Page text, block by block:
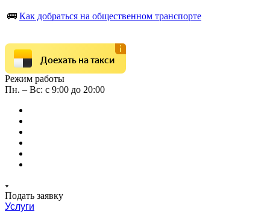
🚌 Как добраться на общественном транспорте
Доехать на такси
Режим работы
Пн. – Вс: с 9:00 до 20:00
Подать заявку
Услуги